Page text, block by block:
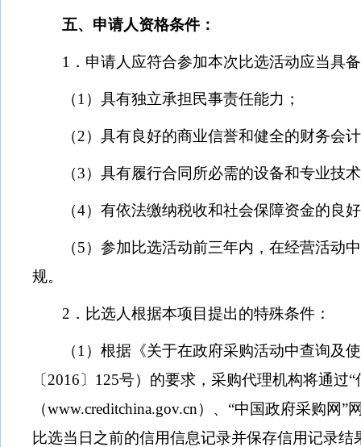
五、申请人资格条件：
1 ．申请人应符合参加本次比选活动应当具
（1 ）具有独立承担民事责任能力；
（2）具有良好的商业信誉和健全的财务会
（3）具有履行合同所必需的设备和专业技
（4）有依法缴纳税收和社会保障资金的良
（5）参加比选活动前三年内，在经营活动
规。
2 ．比选人根据本项目提出的特殊条件：
（1 ）根据《关于在政府采购活动中查询及
〔 2016 〕 125号）的要求，采购代理机构将通过“
（www.creditchina.gov.cn）、“中国政府采购网”
比选当日之前的信用信息记录并保存信用记录